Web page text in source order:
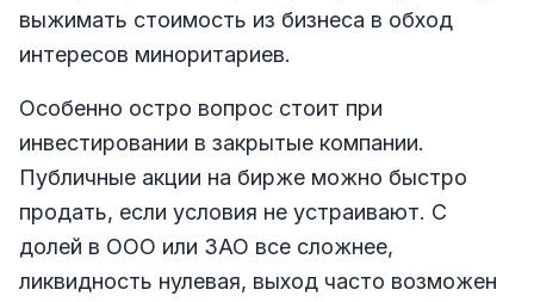
выжимать стоимость из бизнеса в обход
интересов миноритариев.
Особенно остро вопрос стоит при
инвестировании в закрытые компании.
Публичные акции на бирже можно быстро
продать, если условия не устраивают. С
долей в ООО или ЗАО все сложнее,
ликвидность нулевая, выход часто возможен